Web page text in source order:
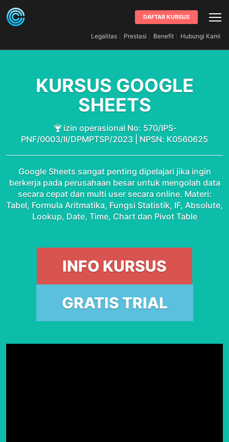
DAFTAR KURSUS
Legalitas Prestasi Benefit Hubungi Kami
KURSUS GOOGLE
SHEETS
izin operasional No: 570/IPS-
PNF/0003/II/DPMPTSP/2023 | NPSN: K0560625
Google Sheets sangat penting dipelajari jika ingin
berkerja pada perusahaan besar untuk mengolah data
secara cepat dan multi user secara online. Materi:
Tabel, Formula Aritmatika, Fungsi Statistik, IF, Absolute,
Lookup, Date, Time, Chart dan Pivot Table
INFO KURSUS
GRATIS TRIAL